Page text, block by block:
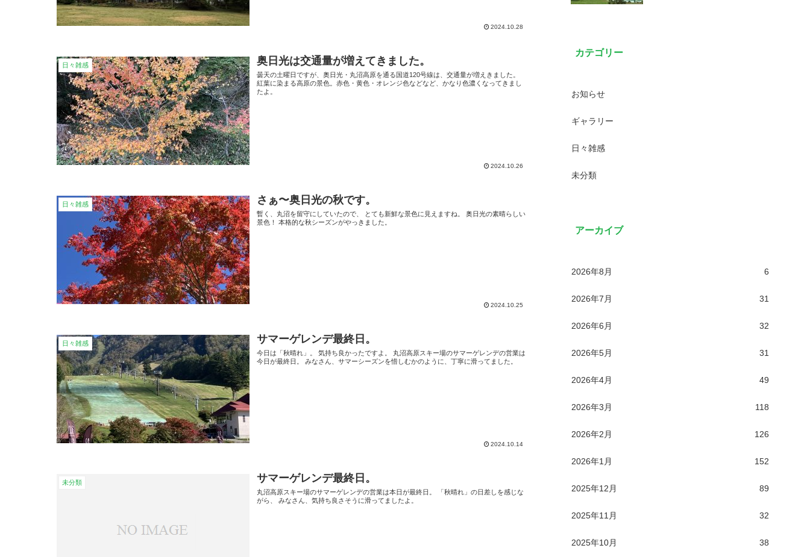
2024.10.28
日々雑感 奥日光は交通量が増えてきました。
曇天の土曜日ですが、奥日光・丸沼高原を通る国道120号線は、交通量が増えきました。
紅葉に染まる高原の景色。赤色・黄色・オレンジ色などなど、かなり色濃くなってきまし
たよ。
2024.10.26
日々雑感 さぁ〜奥日光の秋です。
暫く、丸沼を留守にしていたので、 とても新鮮な景色に見えますね。 奥日光の素晴らしい
景色！ 本格的な秋シーズンがやっきました。
2024.10.25
日々雑感 サマーゲレンデ最終日。
今日は「秋晴れ」。 気持ち良かったですよ。 丸沼高原スキー場のサマーゲレンデの営業は
今日が最終日。 みなさん、サマーシーズンを惜しむかのように、丁寧に滑ってました。
2024.10.14
未分類 サマーゲレンデ最終日。
丸沼高原スキー場のサマーゲレンデの営業は本日が最終日。 「秋晴れ」の日差しを感じな
がら、 みなさん、気持ち良さそうに滑ってましたよ。
カテゴリー
お知らせ
ギャラリー
日々雑感
未分類
アーカイブ
2026年8月 6
2026年7月 31
2026年6月 32
2026年5月 31
2026年4月 49
2026年3月 118
2026年2月 126
2026年1月 152
2025年12月 89
2025年11月 32
2025年10月 38